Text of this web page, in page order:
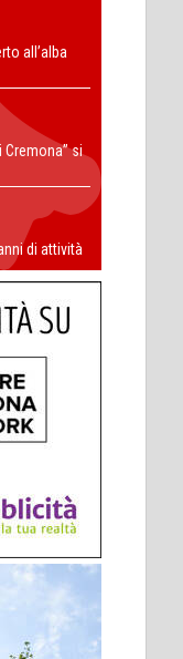
all’alba
Cremona” si
di attività